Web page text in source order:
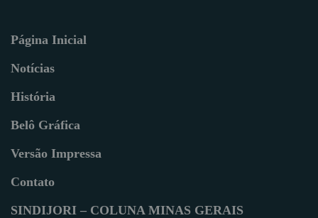
Página Inicial
Notícias
História
Belô Gráfica
Versão Impressa
Contato
SINDIJORI – COLUNA MINAS GERAIS